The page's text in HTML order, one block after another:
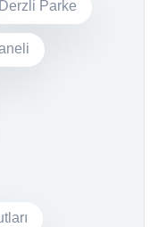
Derzli Parke